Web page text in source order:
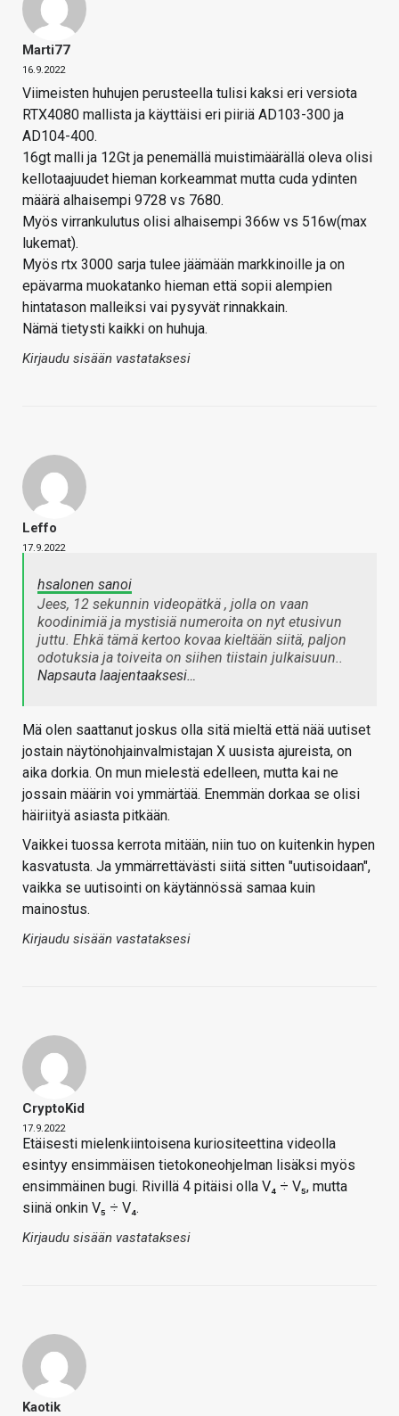
Marti77
16.9.2022
Viimeisten huhujen perusteella tulisi kaksi eri versiota
RTX4080 mallista ja käyttäisi eri piiriä AD103-300 ja
AD104-400.
16gt malli ja 12Gt ja penemällä muistimäärällä oleva olisi
kellotaajuudet hieman korkeammat mutta cuda ydinten
määrä alhaisempi 9728 vs 7680.
Myös virrankulutus olisi alhaisempi 366w vs 516w(max
lukemat).
Myös rtx 3000 sarja tulee jäämään markkinoille ja on
epävarma muokatanko hieman että sopii alempien
hintatason malleiksi vai pysyvät rinnakkain.
Nämä tietysti kaikki on huhuja.
Kirjaudu sisään vastataksesi
Leffo
17.9.2022
hsalonen sanoi
Jees, 12 sekunnin videopätkä , jolla on vaan
koodinimiä ja mystisiä numeroita on nyt etusivun
juttu. Ehkä tämä kertoo kovaa kieltään siitä, paljon
odotuksia ja toiveita on siihen tiistain julkaisuun..
Napsauta laajentaaksesi…
Mä olen saattanut joskus olla sitä mieltä että nää uutiset
jostain näytönohjainvalmistajan X uusista ajureista, on
aika dorkia. On mun mielestä edelleen, mutta kai ne
jossain määrin voi ymmärtää. Enemmän dorkaa se olisi
häiriityä asiasta pitkään.
Vaikkei tuossa kerrota mitään, niin tuo on kuitenkin hypen
kasvatusta. Ja ymmärrettävästi siitä sitten "uutisoidaan",
vaikka se uutisointi on käytännössä samaa kuin
mainostus.
Kirjaudu sisään vastataksesi
CryptoKid
17.9.2022
Etäisesti mielenkiintoisena kuriositeettina videolla
esintyy ensimmäisen tietokoneohjelman lisäksi myös
ensimmäinen bugi. Rivillä 4 pitäisi olla V₄ ÷ V₅, mutta
siinä onkin V₅ ÷ V₄.
Kirjaudu sisään vastataksesi
Kaotik